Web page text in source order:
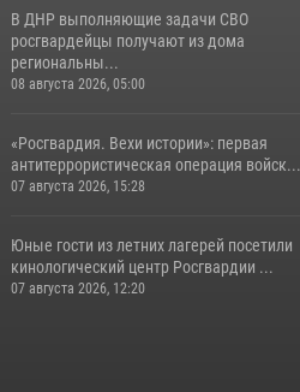
В ДНР выполняющие задачи СВО
росгвардейцы получают из дома
региональны...
08 августа 2026, 05:00
«Росгвардия. Вехи истории»: первая
антитеррористическая операция войск...
07 августа 2026, 15:28
Юные гости из летних лагерей посетили
кинологический центр Росгвардии ...
07 августа 2026, 12:20